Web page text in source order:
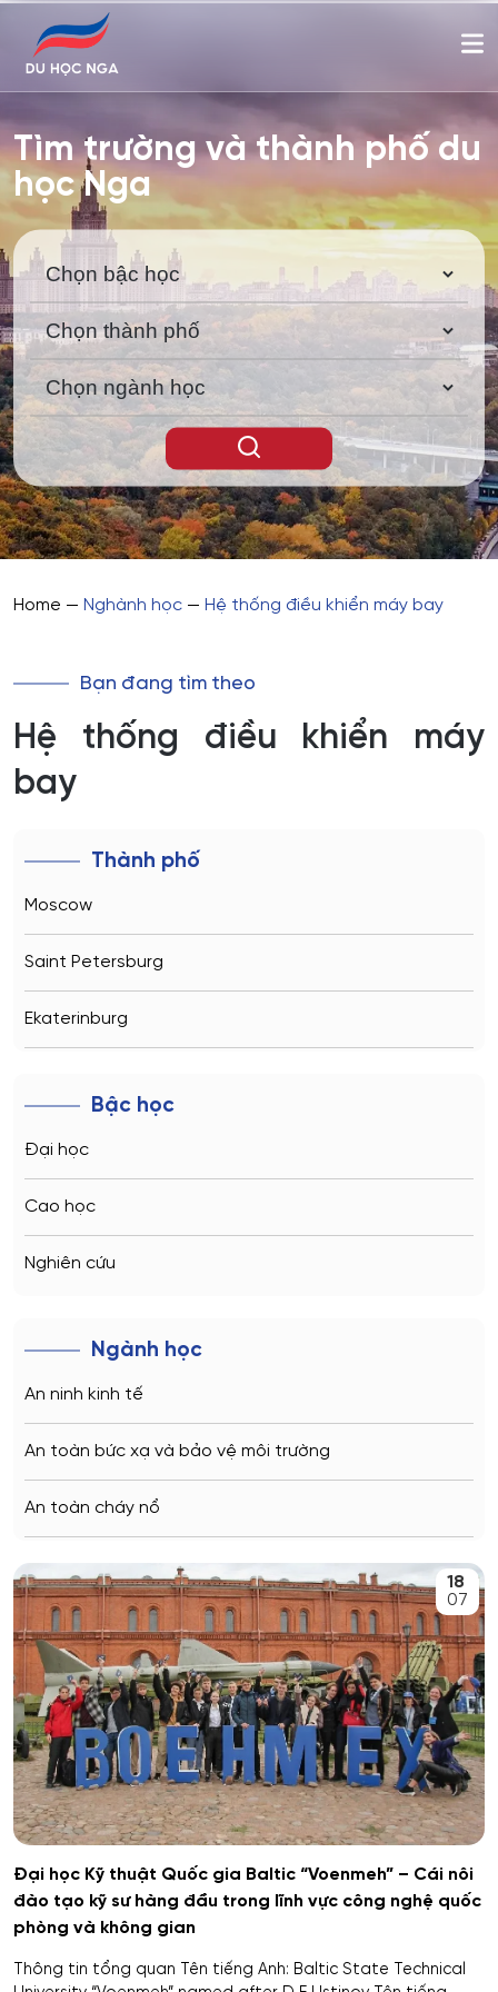
Tìm trường và thành phố du
học Nga
Home — Nghành học — Hệ thống điều khiển máy bay
Bạn đang tìm theo
Hệ thống điều khiển máy
bay
Thành phố
Moscow
Saint Petersburg
Ekaterinburg
Kaliningrad
Kemerovo
Veliky Novgorod
Penza
Barnaul
Kursk
Kaluga
Ryazan
Voronezh
Bậc học
Đại học
Cao học
Nghiên cứu
Ngành học
An ninh kinh tế
An toàn bức xạ và bảo vệ môi trường
An toàn cháy nổ
An toàn kỹ thuật và môi trường
An toàn môi trường kỹ thuật
An toàn thông tin
Biên - Phiên dịch
Biểu diễn nghệ thuật múa
Báo chí
Bản đồ và Địa tin học
Bảo mật công nghệ thông tin trong thực thi pháp luật
18
07
Đại học Kỹ thuật Quốc gia Baltic “Voenmeh” – Cái nôi
đào tạo kỹ sư hàng đầu trong lĩnh vực công nghệ quốc
phòng và không gian
Thông tin tổng quan Tên tiếng Anh: Baltic State Technical